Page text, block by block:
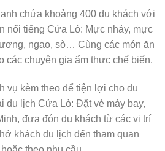
chứa khoảng 400 du khách với
nổi tiếng Cửa Lò: Mực nhảy, mực
ngao, sò… Cùng các món ăn
các chuyên gia ẩm thực chế biến.
vụ kèm theo để tiện lợi cho du
du lịch Cửa Lò: Đặt vé máy bay,
đưa đón du khách từ các vị trí
khách du lịch đến tham quan